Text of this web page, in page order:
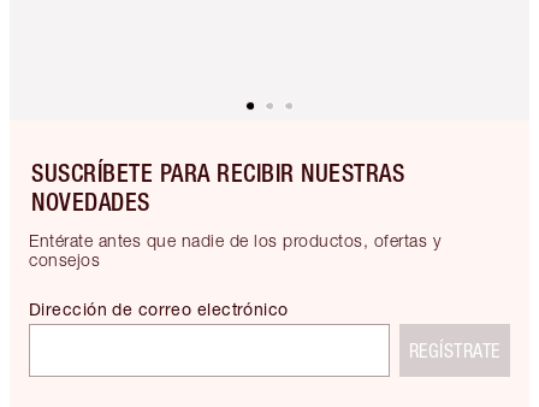
SUSCRÍBETE PARA RECIBIR NUESTRAS
NOVEDADES
Entérate antes que nadie de los productos, ofertas y
consejos
Dirección de correo electrónico
REGÍSTRATE